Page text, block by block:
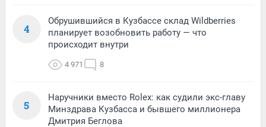
4
Обрушившийся в Кузбассе склад Wildberries
планирует возобновить работу — что
происходит внутри
4 971 8
5
Наручники вместо Rolex: как судили экс-главу
Минздрава Кузбасса и бывшего миллионера
Дмитрия Беглова